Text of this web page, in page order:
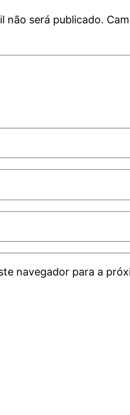
não será publicado.
navegador para a